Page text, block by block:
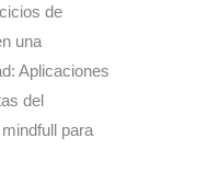
de
una
Aplicaciones
del
para